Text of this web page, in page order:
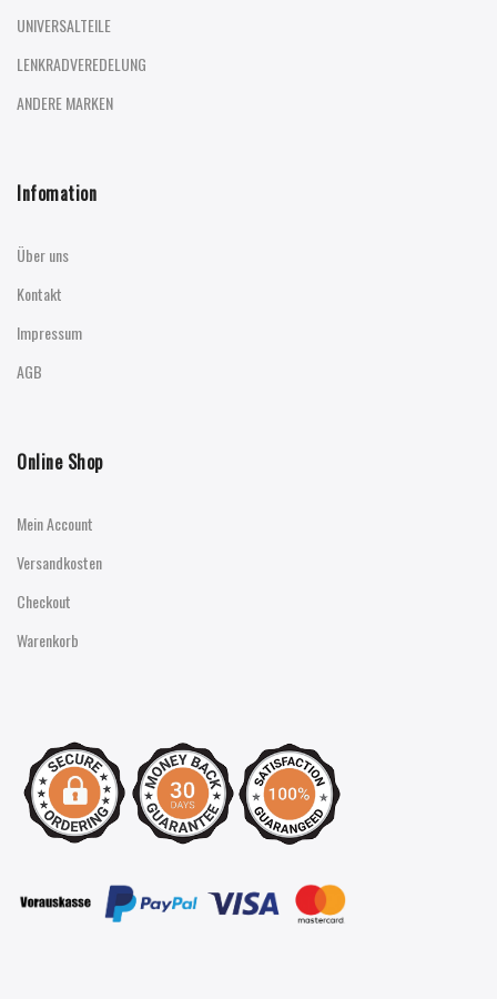
UNIVERSALTEILE
LENKRADVEREDELUNG
ANDERE MARKEN
Infomation
Über uns
Kontakt
Impressum
AGB
Online Shop
Mein Account
Versandkosten
Checkout
Warenkorb